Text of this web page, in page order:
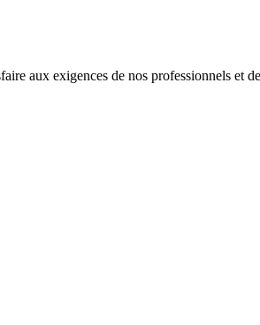
aux exigences de nos professionnels et